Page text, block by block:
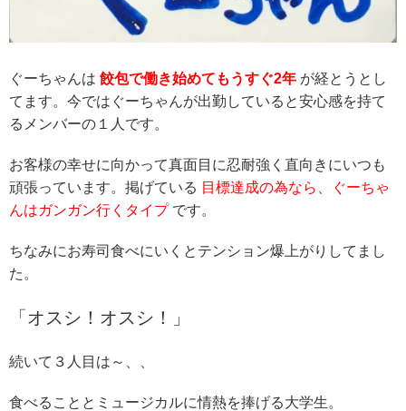
ぐーちゃんは 餃包で働き始めてもうすぐ2年 が経とうとし
てます。今ではぐーちゃんが出勤していると安心感を持て
るメンバーの１人です。
お客様の幸せに向かって真面目に忍耐強く直向きにいつも
頑張っています。掲げている 目標達成の為なら、ぐーちゃ
んはガンガン行くタイプ です。
ちなみにお寿司食べにいくとテンション爆上がりしてまし
た。
「オスシ！オスシ！」
続いて３人目は～、、
食べることとミュージカルに情熱を捧げる大学生。